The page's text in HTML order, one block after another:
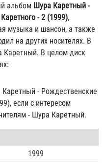
альбом Шура Каретный -
- 2 (1999),
музыка и шансон, а также
на других носителях. В
Каретный. В целом диск
Каретный - Рождественские
если с интересом
- Шура Каретный.
1999